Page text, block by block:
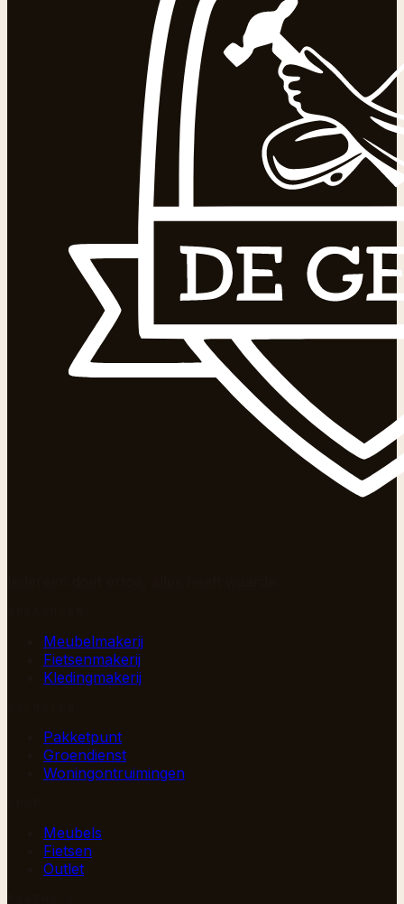
Meubelmakerij
Fietsenmakerij
Kledingmakerij
Pakketpunt
Groendienst
Woningontruimingen
Meubels
Fietsen
Outlet